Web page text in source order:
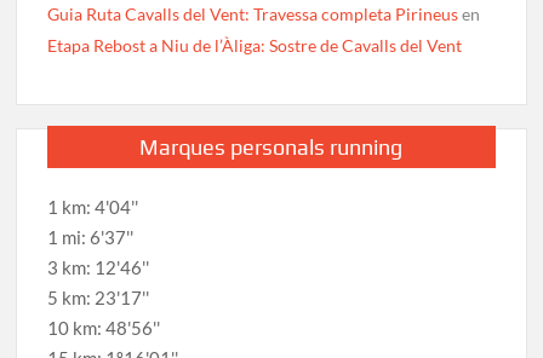
Guia Ruta Cavalls del Vent: Travessa completa Pirineusen
Etapa Rebost a Niu de l’Àliga: Sostre de Cavalls del Vent
Marques personals running
1 km: 4'04''
1 mi: 6'37''
3 km: 12'46''
5 km: 23'17''
10 km: 48'56''